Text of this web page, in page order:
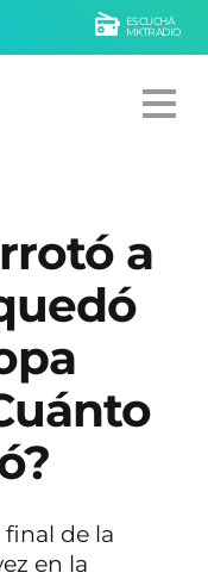
ESCUCHÁ
MKTRADIO
a
de la
en la